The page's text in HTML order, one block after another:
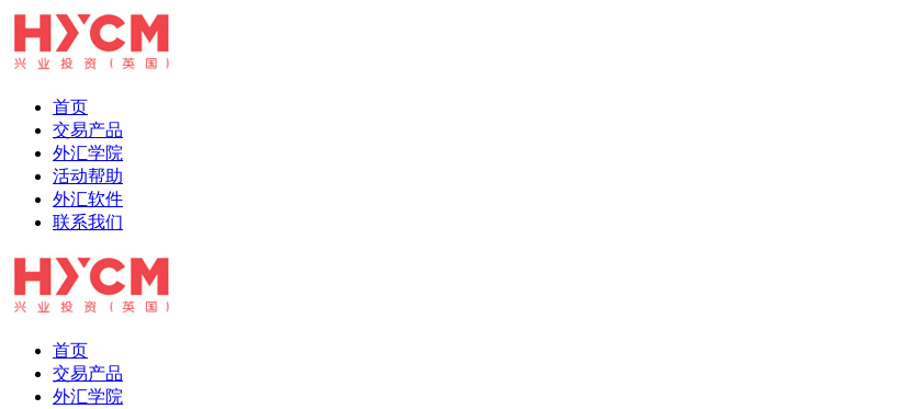
首页
交易产品
外汇学院
活动帮助
外汇软件
联系我们
首页
交易产品
外汇学院